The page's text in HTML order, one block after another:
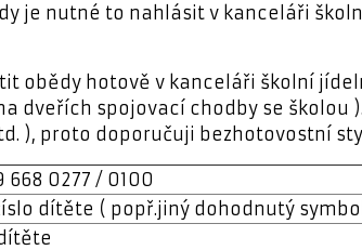
je nutné to nahlásit v kanceláři
obědy hotově v kanceláři školní
dveřích spojovací chodby se školou
), proto doporučuji bezhotovostní
668 0277 / 0100
dítěte ( popř.jiný dohodnutý